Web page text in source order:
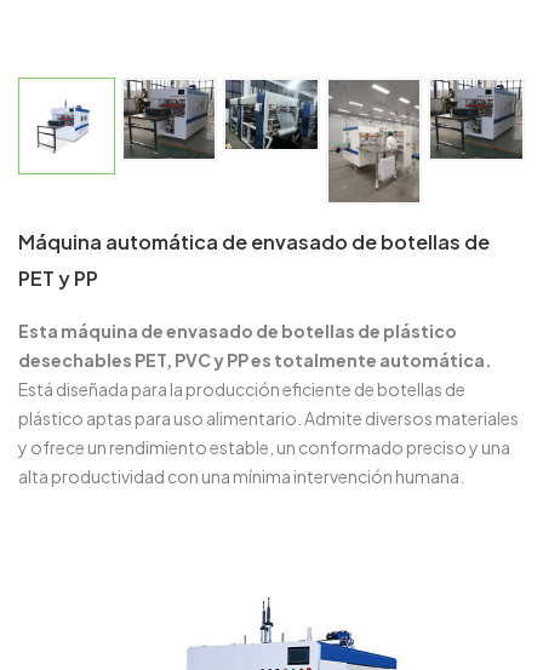
Máquina automática de envasado de botellas de
PET y PP
Esta máquina de envasado de botellas de plástico
desechables PET, PVC y PP es totalmente automática.
Está diseñada para la producción eficiente de botellas de
plástico aptas para uso alimentario. Admite diversos materiales
y ofrece un rendimiento estable, un conformado preciso y una
alta productividad con una mínima intervención humana.